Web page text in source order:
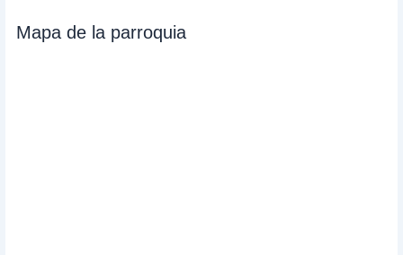
Mapa de la parroquia